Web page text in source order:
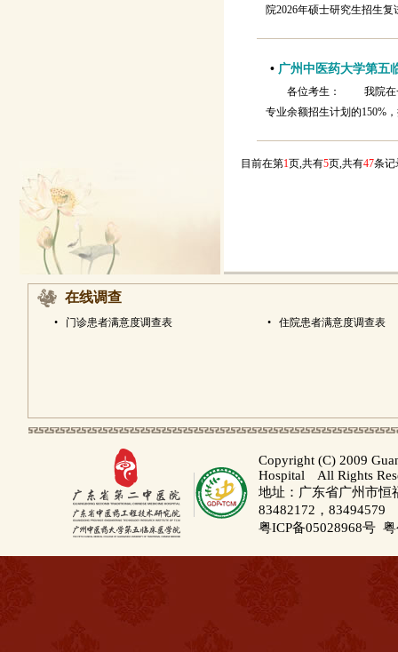
院2026年硕士研究生招生
• 广州中医药大学第五
各位考生： 我院在一
专业余额招生计划的150%
目前在第1页,共有5页,共有47条
在线调查
• 门诊患者满意度调查表 • 住院患者满意度调查表
Copyright (C) 2009
Hospital All Rights
地址：广东省广州市
83482172，83494579
粤ICP备05028968号